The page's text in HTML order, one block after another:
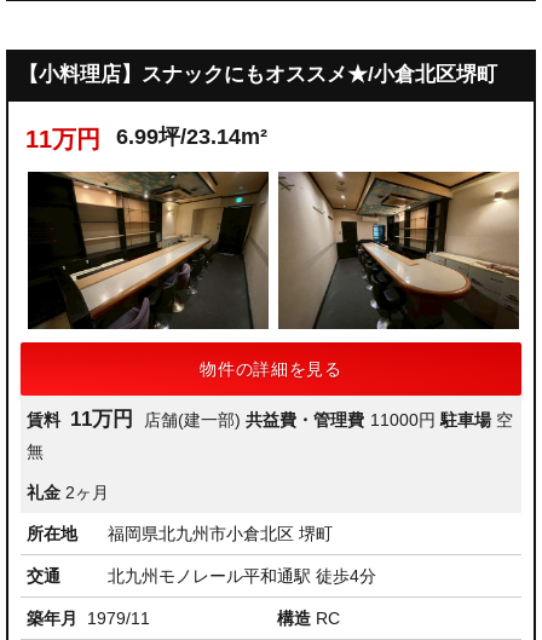
【小料理店】スナックにもオススメ★/小倉北区堺町
11万円 6.99坪/23.14m²
物件の詳細を見る
賃料 11万円 店舗(建一部) 共益費・管理費 11000円 駐車場 空
無
礼金 2ヶ月
所在地 福岡県北九州市小倉北区 堺町
交通 北九州モノレール平和通駅 徒歩4分
築年月 1979/11 構造 RC